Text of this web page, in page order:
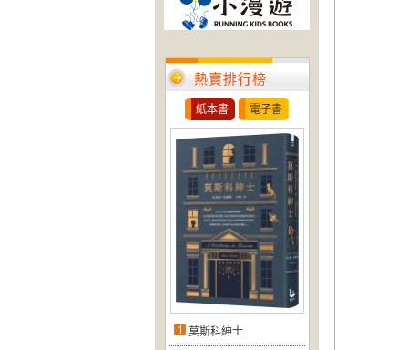
熱賣排行榜
紙本書 電子書
莫斯科紳士